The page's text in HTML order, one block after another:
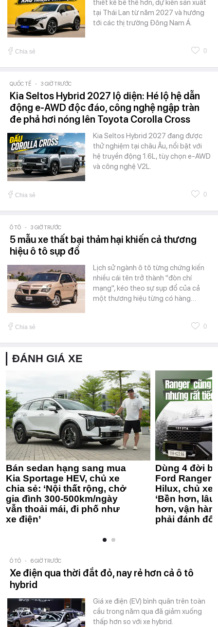
thiết kế bề thế hơn, dự kiến sản xuất
tại Thái Lan từ năm 2027 và hướng
tới các thị trường Đông Nam Á.
Chia sẻ 0
QUỐC TẾ - 3 GIỜ TRƯỚC
Kia Seltos Hybrid 2027 lộ diện: Hé lộ hệ dẫn
động e-AWD độc đáo, công nghệ ngập tràn
đe phả hơi nóng lên Toyota Corolla Cross
Kia Seltos Hybrid 2027 đang được
thử nghiệm tại châu Âu, nổi bật với
hệ truyền động 1.6L, tùy chọn e-AWD
và công nghệ V2L.
Chia sẻ 0
Ô TÔ - 3 GIỜ TRƯỚC
5 mẫu xe thất bại thảm hại khiến cả thương
hiệu ô tô sụp đổ
Lịch sử ngành ô tô từng chứng kiến
nhiều cái tên trở thành "đòn chí
mạng", kéo theo sự sụp đổ của cả
một thương hiệu từng có hàng…
Chia sẻ 0
ĐÁNH GIÁ XE
Bán sedan hạng sang mua
Kia Sportage HEV, chủ xe
chia sẻ: ‘Nội thất rộng, chở
gia đình 300-500km/ngày
vẫn thoải mái, đi phố như
xe điện’
Dùng 4 đời
Ford Ranger
Hilux, chủ xe
‘Bền hơn,
hơn, vận
phải đánh
Ô TÔ - 6 GIỜ TRƯỚC
Xe điện qua thời đắt đỏ, nay rẻ hơn cả ô tô
hybrid
Giá xe điện (EV) bình quân trên toàn
cầu trong năm qua đã giảm xuống
thấp hơn so với xe hybrid.